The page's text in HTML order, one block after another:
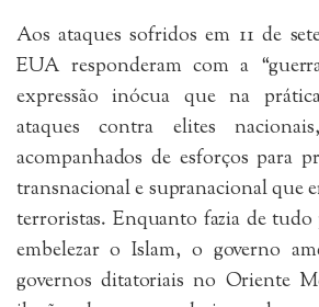
Aos ataques sofridos em 11 de
EUA responderam com a
expressão inócua que na
ataques contra elites
acompanhados de esforços para
transnacional e supranacional que
terroristas. Enquanto fazia de tudo
embelezar o Islam, o governo
governos ditatoriais no Oriente